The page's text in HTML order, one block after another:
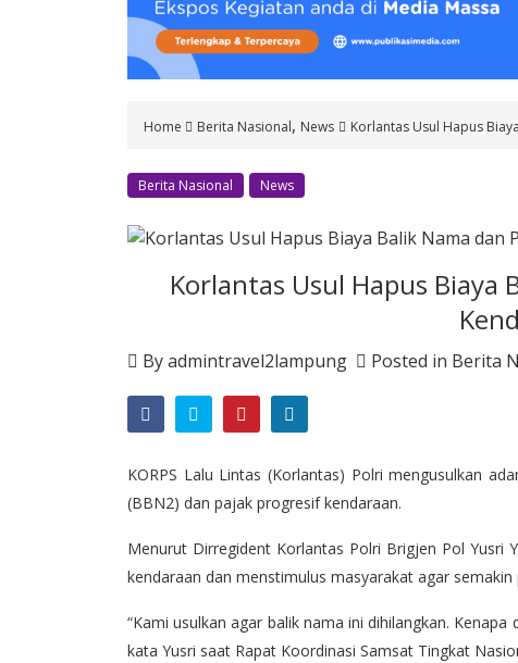
Home Berita Nasional, News Korlantas Usul Hapus
Berita Nasional News
Korlantas Usul Hapus Biaya
Byadmintravel2lampung Posted in Berita
KORPS Lalu Lintas (Korlantas) Polri mengusulkan
(BBN2) dan pajak progresif kendaraan.
Menurut Dirregident Korlantas Polri Brigjen Pol Yusri
kendaraan dan menstimulus masyarakat agar
“Kami usulkan agar balik nama ini dihilangkan.
kata Yusri saat Rapat Koordinasi Samsat Tingkat